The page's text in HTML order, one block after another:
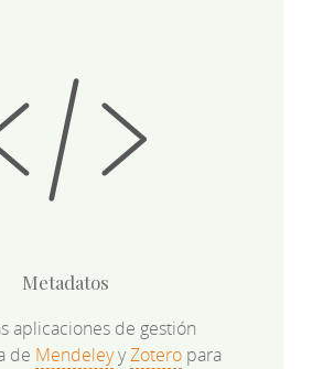
Metadatos
aplicaciones de gestión
de MendeleyyZoteropara